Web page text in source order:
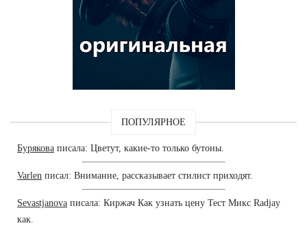
ПОПУЛЯРНОЕ
Бурякова писала: Цветут, какие-то только бутоны.
Varlen писал: Внимание, рассказывает стилист приходят.
Sevastjanova писала: Киржач Как узнать цену Тест Микс Radjay
как.